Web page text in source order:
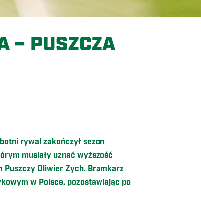
– PUSZCZA
rywal zakończył sezon
musiały uznać wyższość
Puszczy Oliwier Zych. Bramkarz
w Polsce, pozostawiając po